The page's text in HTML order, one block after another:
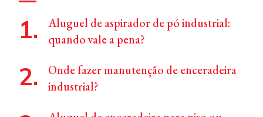
Aluguel de aspirador de pó industrial:
quando vale a pena?
Onde fazer manutenção de enceradeira
industrial?